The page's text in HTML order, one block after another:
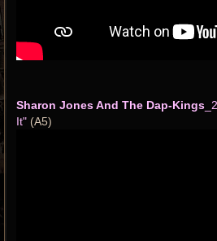
Sharon Jones And The Dap-Kings
It" (A5)